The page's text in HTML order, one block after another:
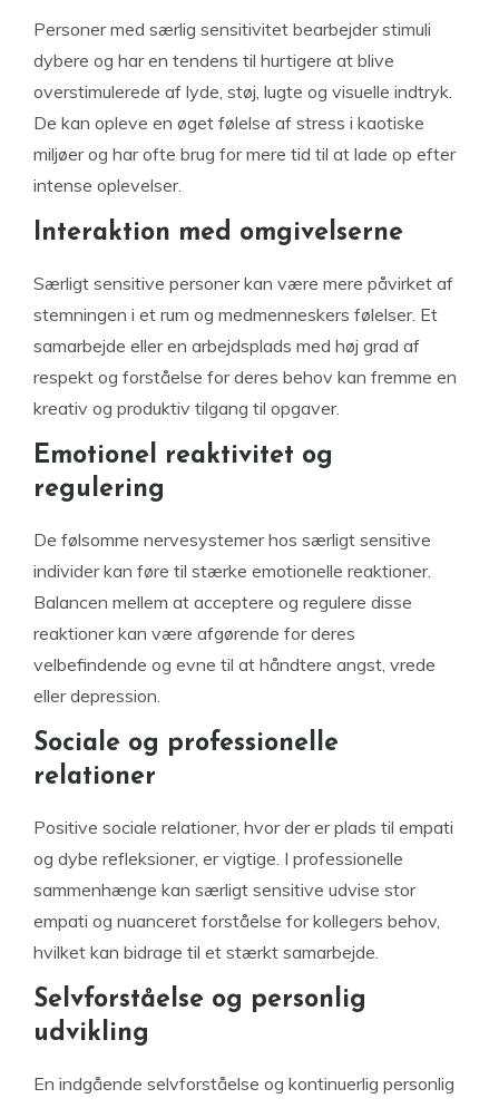
Personer med særlig sensitivitet bearbejder stimuli
dybere og har en tendens til hurtigere at blive
overstimulerede af lyde, støj, lugte og visuelle indtryk.
De kan opleve en øget følelse af stress i kaotiske
miljøer og har ofte brug for mere tid til at lade op efter
intense oplevelser.
Interaktion med omgivelserne
Særligt sensitive personer kan være mere påvirket af
stemningen i et rum og medmenneskers følelser. Et
samarbejde eller en arbejdsplads med høj grad af
respekt og forståelse for deres behov kan fremme en
kreativ og produktiv tilgang til opgaver.
Emotionel reaktivitet og
regulering
De følsomme nervesystemer hos særligt sensitive
individer kan føre til stærke emotionelle reaktioner.
Balancen mellem at acceptere og regulere disse
reaktioner kan være afgørende for deres
velbefindende og evne til at håndtere angst, vrede
eller depression.
Sociale og professionelle
relationer
Positive sociale relationer, hvor der er plads til empati
og dybe refleksioner, er vigtige. I professionelle
sammenhænge kan særligt sensitive udvise stor
empati og nuanceret forståelse for kollegers behov,
hvilket kan bidrage til et stærkt samarbejde.
Selvforståelse og personlig
udvikling
En indgående selvforståelse og kontinuerlig personlig